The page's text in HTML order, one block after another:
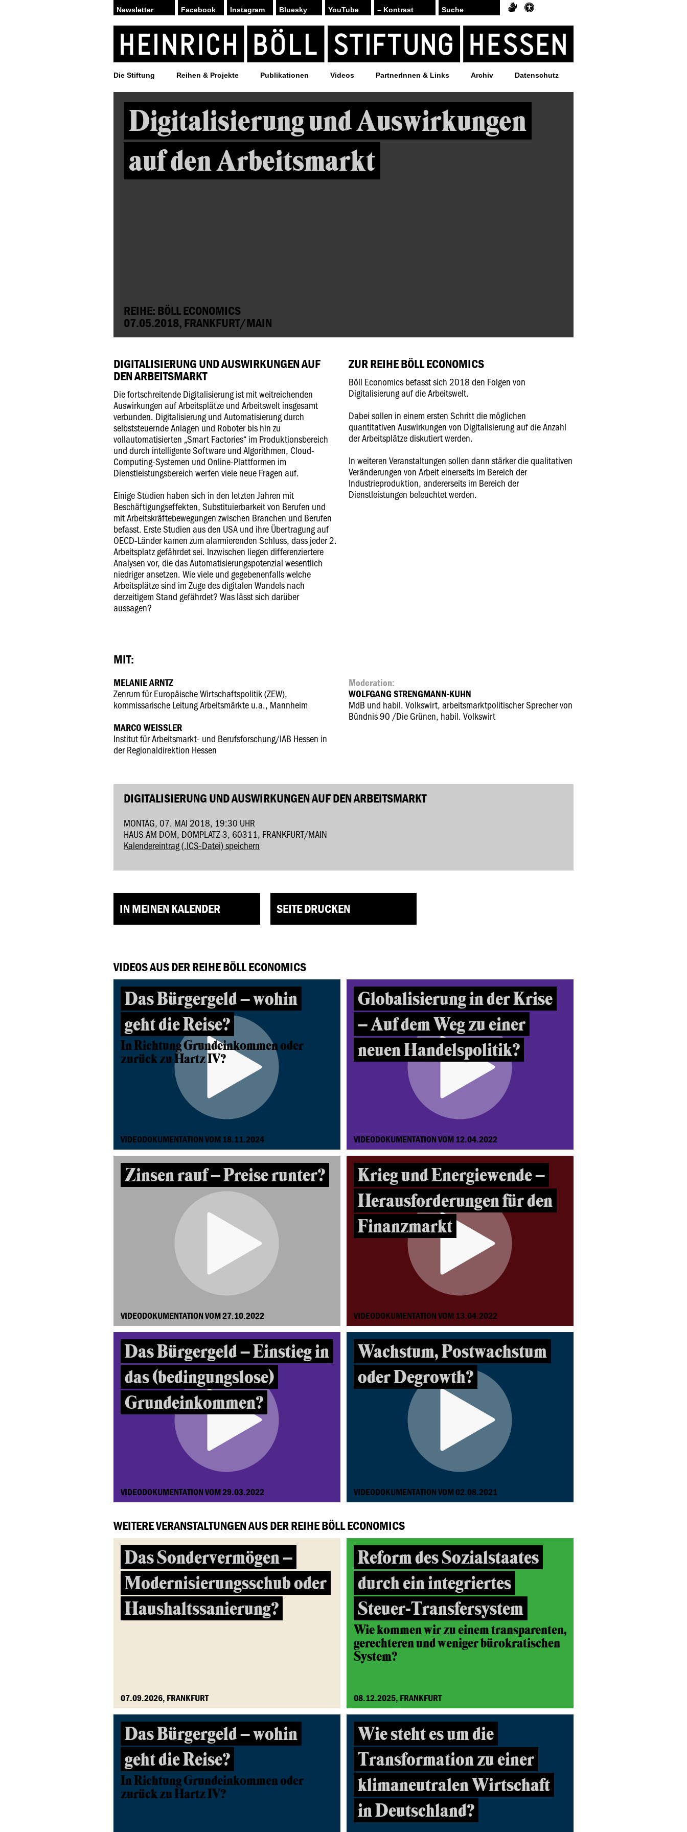
Facebook Instagram Bluesky YouTube – Kontrast
Die Stiftung Reihen & Projekte Publikationen Videos PartnerInnen & Links Archiv Datenschutz
Digitalisierung und Auswirkungen
auf den Arbeitsmarkt
REIHE: BÖLL ECONOMICS
07.05.2018, FRANKFURT/MAIN
DIGITALISIERUNG UND AUSWIRKUNGEN AUF
DEN ARBEITSMARKT
Die fortschreitende Digitalisierung ist mit weitreichenden
Auswirkungen auf Arbeitsplätze und Arbeitswelt insgesamt
verbunden. Digitalisierung und Automatisierung durch
selbststeuernde Anlagen und Roboter bis hin zu
vollautomatisierten „Smart Factories“ im Produktionsbereich
und durch intelligente Software und Algorithmen, Cloud-
Computing-Systemen und Online-Plattformen im
Dienstleistungsbereich werfen viele neue Fragen auf.
Einige Studien haben sich in den letzten Jahren mit
Beschäftigungseffekten, Substituierbarkeit von Berufen und
mit Arbeitskräftebewegungen zwischen Branchen und Berufen
befasst. Erste Studien aus den USA und ihre Übertragung auf
OECD-Länder kamen zum alarmierenden Schluss, dass jeder 2.
Arbeitsplatz gefährdet sei. Inzwischen liegen differenziertere
Analysen vor, die das Automatisierungspotenzial wesentlich
niedriger ansetzen. Wie viele und gegebenenfalls welche
Arbeitsplätze sind im Zuge des digitalen Wandels nach
derzeitigem Stand gefährdet? Was lässt sich darüber
aussagen?
ZUR REIHE BÖLL ECONOMICS
Böll Economics befasst sich 2018 den Folgen von
Digitalisierung auf die Arbeitswelt.
Dabei sollen in einem ersten Schritt die möglichen
quantitativen Auswirkungen von Digitalisierung auf die Anzahl
der Arbeitsplätze diskutiert werden.
In weiteren Veranstaltungen sollen dann stärker die qualitativen
Veränderungen von Arbeit einerseits im Bereich der
Industrieproduktion, andererseits im Bereich der
Dienstleistungen beleuchtet werden.
MIT:
MELANIE ARNTZ
Zenrum für Europäische Wirtschaftspolitik (ZEW),
kommissarische Leitung Arbeitsmärkte u.a., Mannheim
MARCO WEISSLER
Institut für Arbeitsmarkt- und Berufsforschung/IAB Hessen in
der Regionaldirektion Hessen
Moderation:
WOLFGANG STRENGMANN-KUHN
MdB und habil. Volkswirt, arbeitsmarktpolitischer Sprecher von
Bündnis 90 /Die Grünen, habil. Volkswirt
DIGITALISIERUNG UND AUSWIRKUNGEN AUF DEN ARBEITSMARKT
MONTAG, 07. MAI 2018, 19:30 UHR
HAUS AM DOM, DOMPLATZ 3, 60311, FRANKFURT/MAIN
Kalendereintrag (.ICS-Datei) speichern
IN MEINEN KALENDER SEITE DRUCKEN
VIDEOS AUS DER REIHE BÖLL ECONOMICS
Das Bürgergeld – wohin
geht die Reise?
In Richtung Grundeinkommen oder
zurück zu Hartz IV?
VIDEODOKUMENTATION VOM 18.11.2024
Globalisierung in der Krise
– Auf dem Weg zu einer
neuen Handelspolitik?
VIDEODOKUMENTATION VOM 12.04.2022
Zinsen rauf – Preise runter?
VIDEODOKUMENTATION VOM 27.10.2022
Krieg und Energiewende –
Herausforderungen für den
Finanzmarkt
VIDEODOKUMENTATION VOM 13.04.2022
Das Bürgergeld – Einstieg in
das (bedingungslose)
Grundeinkommen?
VIDEODOKUMENTATION VOM 29.03.2022
Wachstum, Postwachstum
oder Degrowth?
VIDEODOKUMENTATION VOM 02.08.2021
WEITERE VERANSTALTUNGEN AUS DER REIHE BÖLL ECONOMICS
Das Sondervermögen –
Modernisierungsschub oder
Haushaltssanierung?
07.09.2026, FRANKFURT
Reform des Sozialstaates
durch ein integriertes
Steuer-Transfersystem
Wie kommen wir zu einem transparenten,
gerechteren und weniger bürokratischen
System?
08.12.2025, FRANKFURT
Das Bürgergeld – wohin
geht die Reise?
In Richtung Grundeinkommen oder
zurück zu Hartz IV?
Wie steht es um die
Transformation zu einer
klimaneutralen Wirtschaft
in Deutschland?